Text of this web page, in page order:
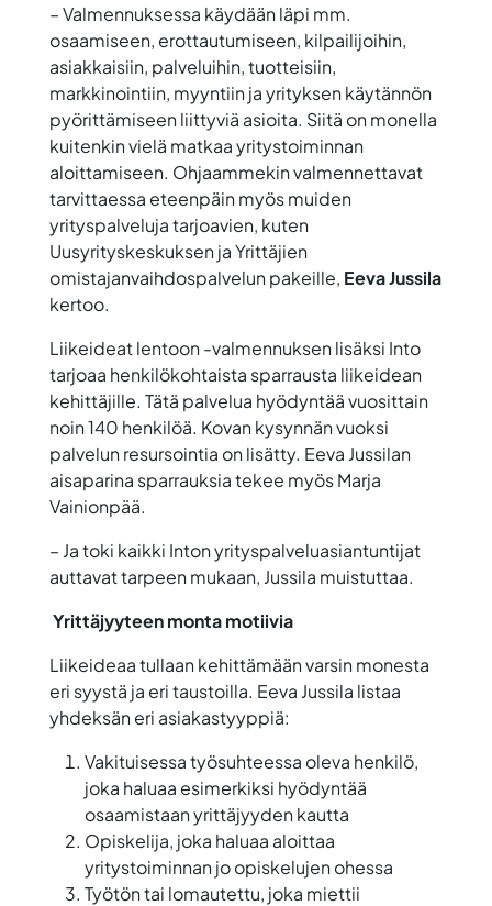
– Valmennuksessa käydään läpi mm.
osaamiseen, erottautumiseen, kilpailijoihin,
asiakkaisiin, palveluihin, tuotteisiin,
markkinointiin, myyntiin ja yrityksen käytännön
pyörittämiseen liittyviä asioita. Siitä on monella
kuitenkin vielä matkaa yritystoiminnan
aloittamiseen. Ohjaammekin valmennettavat
tarvittaessa eteenpäin myös muiden
yrityspalveluja tarjoavien, kuten
Uusyrityskeskuksen ja Yrittäjien
omistajanvaihdospalvelun pakeille, Eeva Jussila
kertoo.
Liikeideat lentoon -valmennuksen lisäksi Into
tarjoaa henkilökohtaista sparrausta liikeidean
kehittäjille. Tätä palvelua hyödyntää vuosittain
noin 140 henkilöä. Kovan kysynnän vuoksi
palvelun resursointia on lisätty. Eeva Jussilan
aisaparina sparrauksia tekee myös Marja
Vainionpää.
– Ja toki kaikki Inton yrityspalveluasiantuntijat
auttavat tarpeen mukaan, Jussila muistuttaa.
Yrittäjyyteen monta motiivia
Liikeideaa tullaan kehittämään varsin monesta
eri syystä ja eri taustoilla. Eeva Jussila listaa
yhdeksän eri asiakastyyppiä:
Vakituisessa työsuhteessa oleva henkilö,
joka haluaa esimerkiksi hyödyntää
osaamistaan yrittäjyyden kautta
Opiskelija, joka haluaa aloittaa
yritystoiminnan jo opiskelujen ohessa
Työtön tai lomautettu, joka miettii